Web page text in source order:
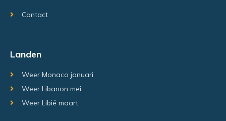
Contact
Landen
Weer Monaco januari
Weer Libanon mei
Weer Libië maart